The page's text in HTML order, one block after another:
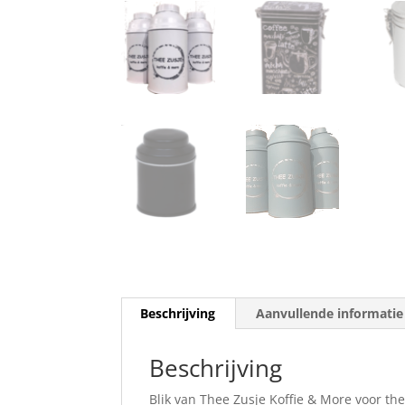
Beschrijving Aanvullende informatie
Beschrijving
Blik van Thee Zusje Koffie & More voor